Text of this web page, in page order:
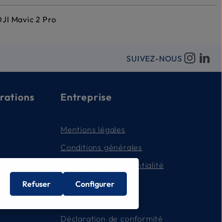
Mavic 2 Pro
SUIVEZ-NOUS
Entreprise
Mentions légales
Conditions générales
Politique de confidentialité
Contact
Déclaration de conformité
Refuser Configurer